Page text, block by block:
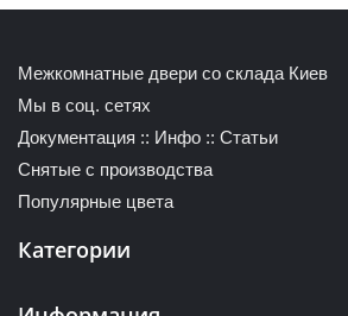
Межкомнатные двери со склада Киев
Мы в соц. сетях
Документация :: Инфо :: Статьи
Снятые с производства
Популярные цвета
Категории